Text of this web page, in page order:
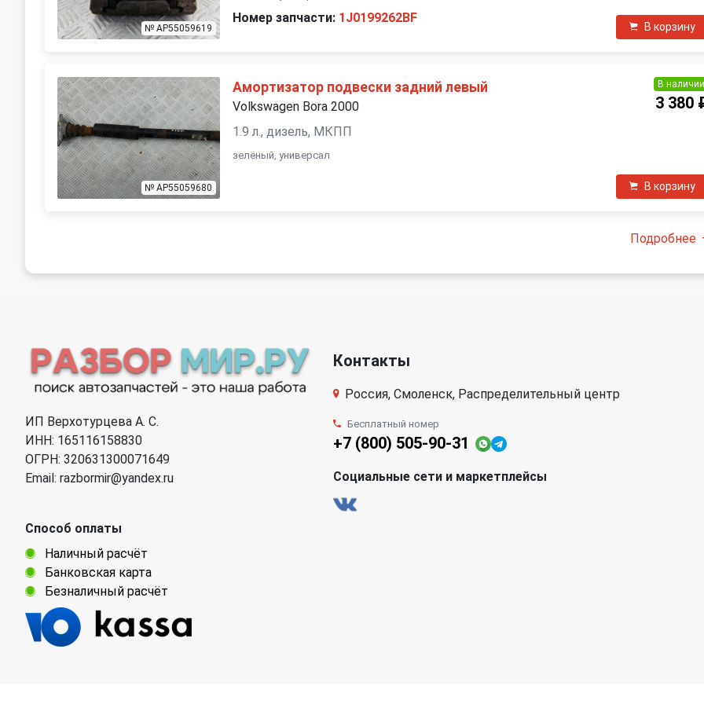
№ AP55059619
Номер запчасти: 1J0199262BF
В корзину
№ AP55059680
Амортизатор подвески задний левый
Volkswagen Bora 2000
1.9 л., дизель, МКПП
зелёный, универсал
В
3 380
В корзину
Подробнее
ИП Верхотурцева А. С.
ИНН: 165116158830
ОГРН: 320631300071649
Email: razbormir@yandex.ru
Способ оплаты
Наличный расчёт
Банковская карта
Безналичный расчёт
Контакты
Россия, Смоленск, Распределительный центр
Бесплатный номер
+7 (800) 505-90-31
Социальные сети и маркетплейсы